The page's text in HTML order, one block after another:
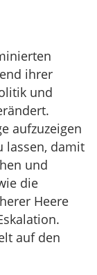
ihrer
und
aufzuzeigen
lassen, damit
und
die
Heere
auf den